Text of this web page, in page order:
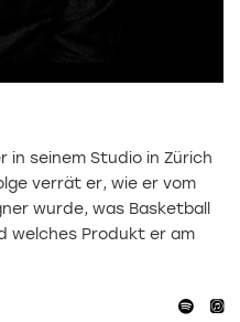
in seinem Studio in Zürich
verrät er, wie er vom
wurde, was Basketball
welches Produkt er am